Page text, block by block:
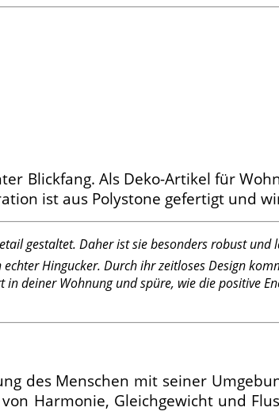
Blickfang. Als Deko-Artikel für
ist aus Polystone gefertigt und
gestaltet. Daher ist sie besonders robust und
Hingucker. Durch ihr zeitloses Design
deiner Wohnung und spüre, wie die positive
des Menschen mit seiner
Harmonie, Gleichgewicht und